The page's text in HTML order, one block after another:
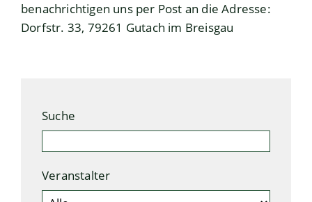
benachrichtigen uns per Post an die Adresse:
Dorfstr. 33, 79261 Gutach im Breisgau
Suche
Veranstalter